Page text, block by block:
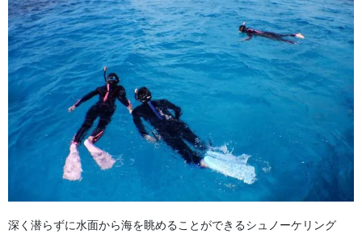
深く潜らずに水面から海を眺めることができるシュノーケリング